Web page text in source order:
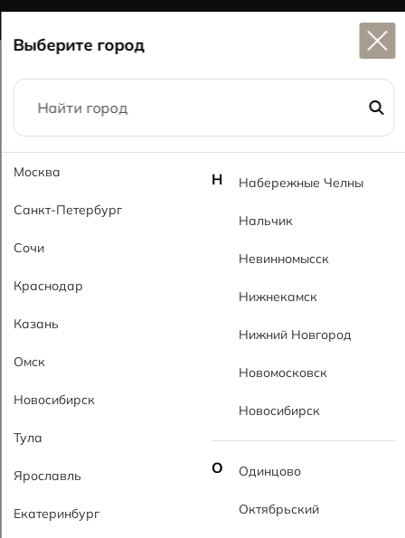
Главная Каталог 60x120 Антик 6044 SHG Antik 6044 SHG
Выберите город
Москва
Санкт-Петербург
Сочи
Краснодар
Казань
Омск
Новосибирск
Тула
Ярославль
Екатеринбург
Н Набережные Челны
Нальчик
Невинномысск
Нижнекамск
Нижний Новгород
Новомосковск
Новосибирск
О Одинцово
Октябрьский